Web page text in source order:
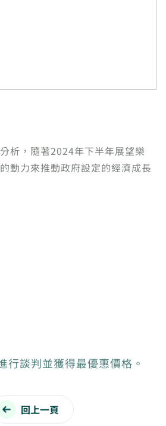
析，隨著2024年下半年展望樂
動力來推動政府設定的經濟成長
行談判並獲得最優惠價格。
回上一頁